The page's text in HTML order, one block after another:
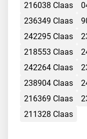
216038 Claas
236349 Claas
242295 Claas
218553 Claas
242264 Claas
238904 Claas
216369 Claas
211328 Claas